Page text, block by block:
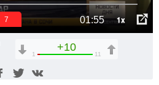
01:55 1x
6
+10
1 11